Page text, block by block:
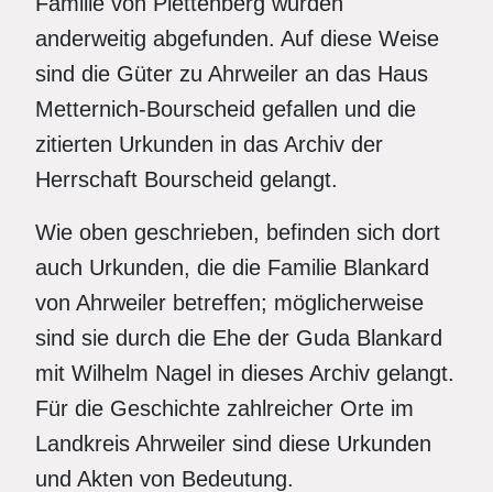
anderweitig abgefunden. Auf diese Weise
sind die Güter zu Ahrweiler an das Haus
Metternich-Bourscheid gefallen und die
zitierten Urkunden in das Archiv der
Herrschaft Bourscheid gelangt.
Wie oben geschrieben, befinden sich dort
auch Urkunden, die die Familie Blankard
von Ahrweiler betreffen; möglicherweise
sind sie durch die Ehe der Guda Blankard
mit Wilhelm Nagel in dieses Archiv gelangt.
Für die Geschichte zahlreicher Orte im
Landkreis Ahrweiler sind diese Urkunden
und Akten von Bedeutung.